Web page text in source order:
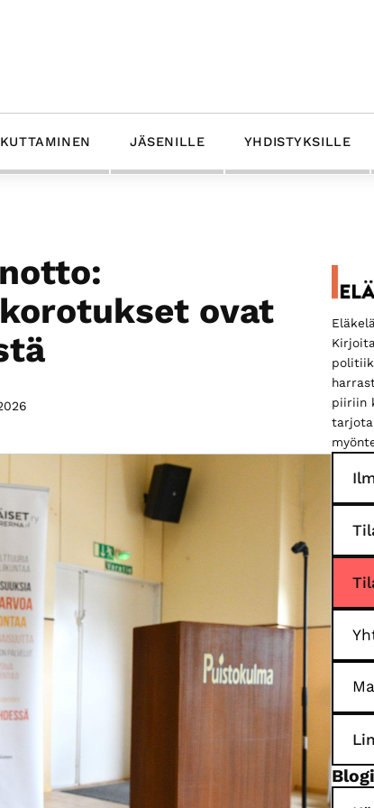
JÄSENILLE YHDISTYKSILLE
ovat
piiriin
tarjota